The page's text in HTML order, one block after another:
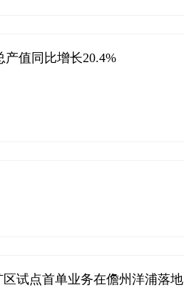
值同比增长20.4%
试点首单业务在儋州洋浦落地